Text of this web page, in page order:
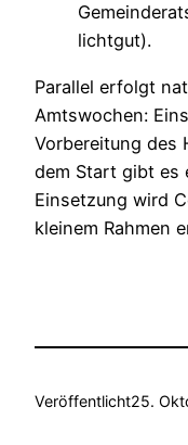
lichtgut).
Parallel erfolgt
Amtswochen:
Vorbereitung des
dem Start gibt es
Einsetzung wird
kleinem Rahmen
Veröffentlicht25.